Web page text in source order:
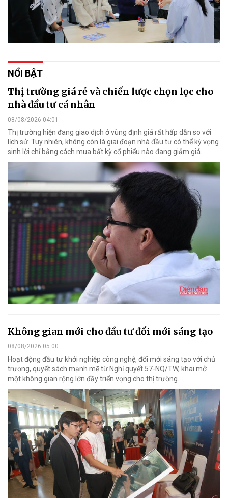
NỔI BẬT
Thị trường giá rẻ và chiến lược chọn lọc cho
nhà đầu tư cá nhân
08/08/2026 04:01
Thị trường hiện đang giao dịch ở vùng định giá rất hấp dẫn so với
lịch sử. Tuy nhiên, không còn là giai đoạn nhà đầu tư có thể kỳ vọng
sinh lời chỉ bằng cách mua bất kỳ cổ phiếu nào đang giảm giá.
Không gian mới cho đầu tư đổi mới sáng tạo
08/08/2026 05:00
Hoạt động đầu tư khởi nghiệp công nghệ, đổi mới sáng tạo với chủ
trương, quyết sách mạnh mẽ từ Nghị quyết 57-NQ/TW, khai mở
một không gian rộng lớn đầy triển vọng cho thị trường.